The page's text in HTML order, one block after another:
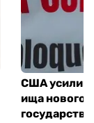
США
ища нового